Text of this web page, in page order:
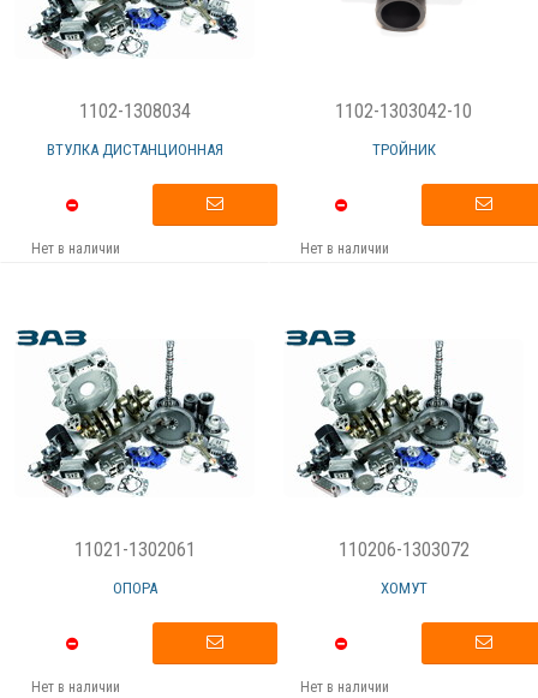
1102-1308034
ВТУЛКА ДИСТАНЦИОННАЯ
Нет в наличии
1102-1303042-10
ТРОЙНИК
Нет в наличии
11021-1302061
ОПОРА
Нет в наличии
110206-1303072
ХОМУТ
Нет в наличии